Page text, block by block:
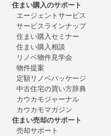
住まい購入のサポート
エージェントサービス
サービスラインナップ
住まい購入セミナー
住まい購入相談
リノベ物件見学会
物件提案
定額リノベパッケージ
中古住宅の買い方辞典
カウカモジャーナル
カウカモマガジン
住まい売却のサポート
売却サポート